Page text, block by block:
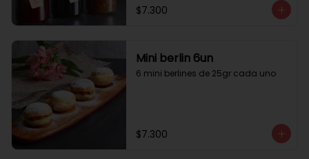
$7.300
Mini berlin 6un
6 mini berlines de 25gr cada uno
$7.300